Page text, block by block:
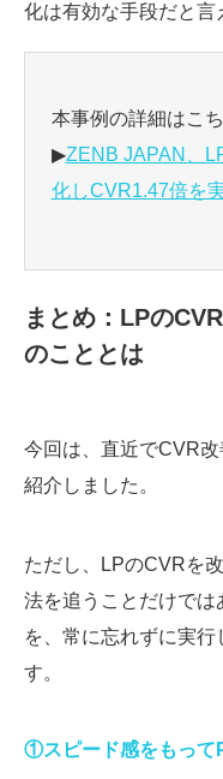
化は有効な手段だと言
本事例の詳細はこち
▶ZENB JAPAN、
化しCVR1.47倍を
まとめ：LPの
のこととは
今回は、直近でCVR
紹介しました。
ただし、LPのCVRを
法を追うことだけで
を、常に忘れずに実
す。
①スピード感をもって